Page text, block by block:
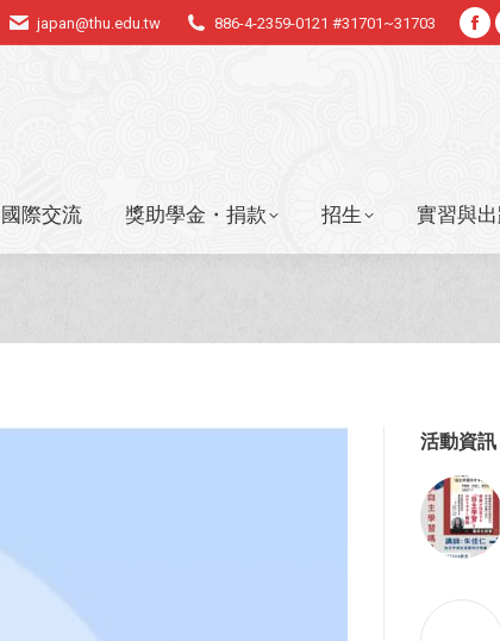
japan@thu.edu.tw 886-4-2359-0121 #31701~31703
國際交流 獎助學金・捐款 招生 實習與
活動資訊
國際交流 獎助學金・捐款 招生 實習與